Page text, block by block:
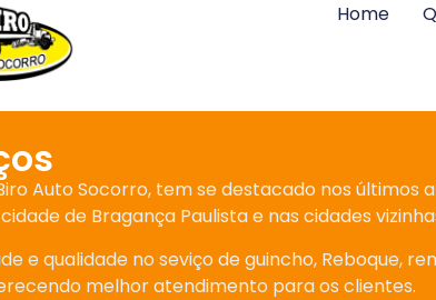
Home
Auto Socorro, tem se destacado nos últimos
de Bragança Paulista e nas cidades
e qualidade no seviço de guincho, Reboque,
melhor atendimento para os clientes.